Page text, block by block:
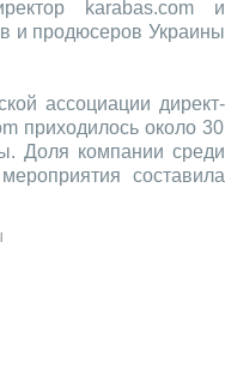
karabas.com и
и продюсеров Украины
ассоциации директ-
приходилось около 30
Доля компании среди
составила